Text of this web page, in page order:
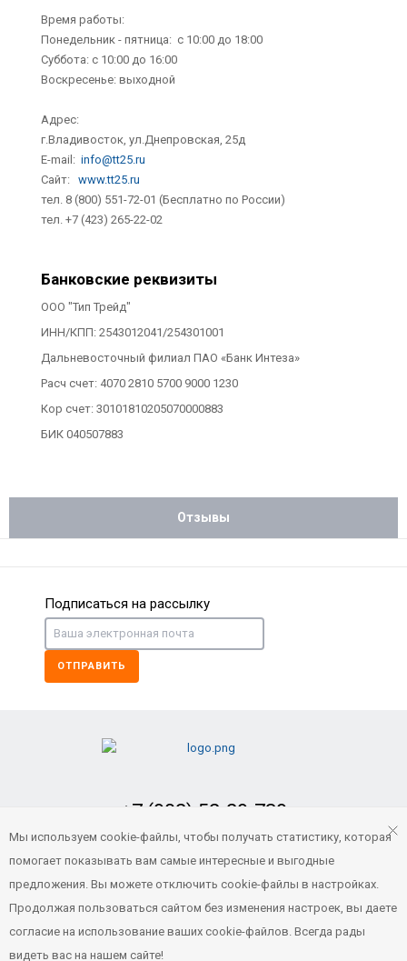
Время работы:
Понедельник - пятница: с 10:00 до 18:00
Суббота: с 10:00 до 16:00
Воскресенье: выходной
Адрес:
г.Владивосток, ул.Днепровская, 25д
E-mail: info@tt25.ru
Сайт: www.tt25.ru
тел. 8 (800) 551-72-01 (Бесплатно по России)
тел. +7 (423) 265-22-02
Банковские реквизиты
ООО "Тип Трейд"
ИНН/КПП: 2543012041/254301001
Дальневосточный филиал ПАО «Банк Интеза»
Расч счет: 4070 2810 5700 9000 1230
Кор счет: 30101810205070000883
БИК 040507883
Отзывы
Подписаться на рассылку
ОТПРАВИТЬ
+7 (902) 52-29-739
Заказать обратный звонок
© 2021 Все права защищены
Порт ВЛ
Мы используем cookie-файлы, чтобы получать статистику, которая
помогает показывать вам самые интересные и выгодные
предложения. Вы можете отключить cookie-файлы в настройках.
Продолжая пользоваться сайтом без изменения настроек, вы даете
согласие на использование ваших cookie-файлов. Всегда рады
видеть вас на нашем сайте!